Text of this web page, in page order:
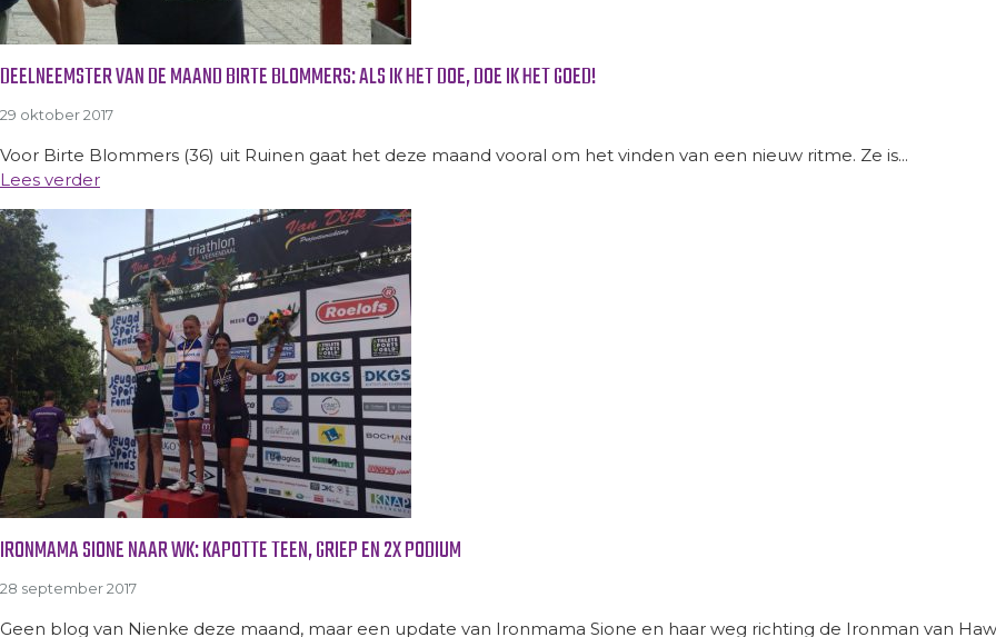
DEELNEEMSTER VAN DE MAAND BIRTE BLOMMERS: ALS IK HET DOE, DOE IK HET GOED!
29 oktober 2017
Voor Birte Blommers (36) uit Ruinen gaat het deze maand vooral om het vinden van een nieuw ritme. Ze is...
Lees verder
IRONMAMA SIONE NAAR WK: KAPOTTE TEEN, GRIEP EN 2X PODIUM
28 september 2017
Geen blog van Nienke deze maand, maar een update van Ironmama Sione en haar weg richting de Ironman van